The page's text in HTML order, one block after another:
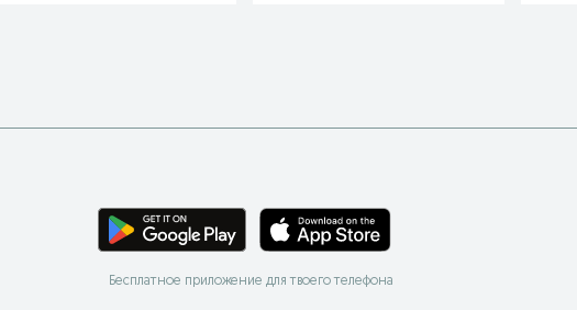
Бесплатное приложение для твоего телефона